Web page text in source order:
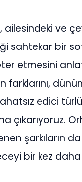
ailesindeki ve
sahtekar bir
etmesini
farklarını,
edici
çıkarıyoruz.
şarkıların
bir kez